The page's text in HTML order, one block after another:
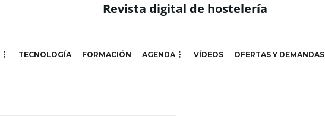
Revista digital de hostelería
TECNOLOGÍA FORMACIÓN AGENDA VÍDEOS OFERTAS Y DEMANDAS